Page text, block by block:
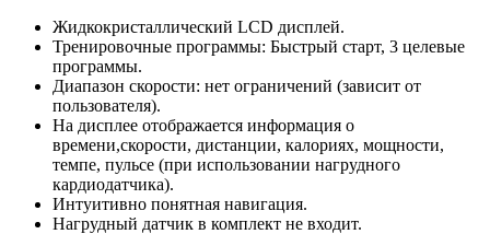
Жидкокристаллический LCD дисплей.
Тренировочные программы: Быстрый старт, 3 целевые
программы.
Диапазон скорости: нет ограничений (зависит от
пользователя).
На дисплее отображается информация о
времени,скорости, дистанции, калориях, мощности,
темпе, пульсе (при использовании нагрудного
кардиодатчика).
Интуитивно понятная навигация.
Нагрудный датчик в комплект не входит.